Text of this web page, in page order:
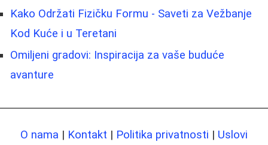
Kako Održati Fizičku Formu - Saveti za Vežbanje
Kod Kuće i u Teretani
Omiljeni gradovi: Inspiracija za vaše buduće
avanture
O nama | Kontakt | Politika privatnosti | Uslovi